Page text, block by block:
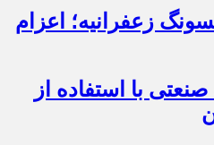
زعفرانیه؛ اعزام
با استفاده از